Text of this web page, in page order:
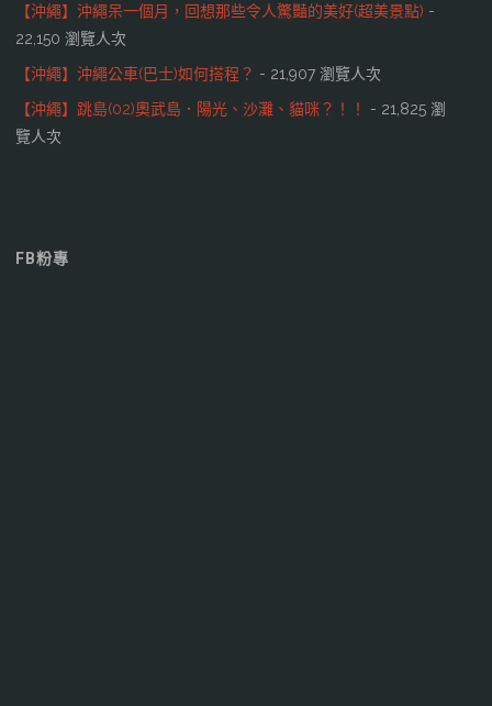
【沖繩】沖繩呆一個月，回想那些令人驚豔的美好(超美景點) -
22,150 瀏覽人次
【沖繩】沖繩公車(巴士)如何搭程？ - 21,907 瀏覽人次
【沖繩】跳島(02)奧武島．陽光、沙灘、貓咪？！！
- 21,825 瀏
覽人次
FB粉專